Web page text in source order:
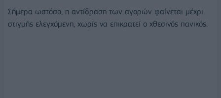
Σήμερα ωστόσο, η αντίδραση των αγορών φαίνεται μέχρι
στιγμής ελεγχόμενη, χωρίς να επικρατεί ο χθεσινός πανικός.